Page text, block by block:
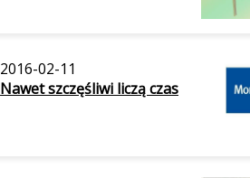
2016-02-11
Nawet szczęśliwi liczą czas